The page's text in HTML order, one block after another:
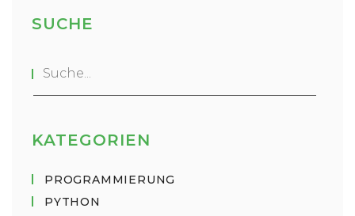
SUCHE
KATEGORIEN
PROGRAMMIERUNG
PYTHON